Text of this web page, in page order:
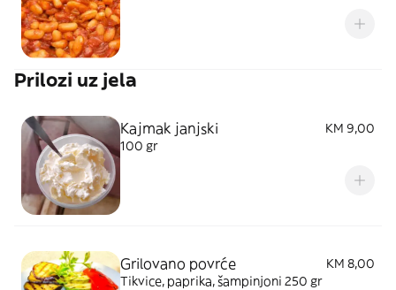
Prilozi uz jela
Kajmak janjski
KM 9,00
100 gr
Grilovano povrće
KM 8,00
Tikvice, paprika, šampinjoni 250 gr